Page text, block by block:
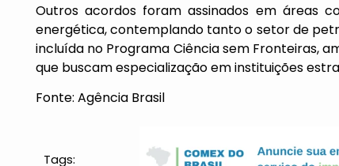
Outros acordos foram assinados em áreas
energética, contemplando tanto o setor de
incluída no Programa Ciência sem Fronteiras,
que buscam especialização em instituições
Fonte: Agência Brasil
Tags: